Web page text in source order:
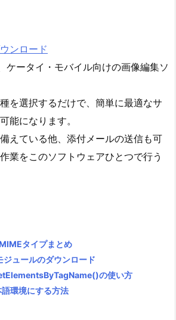
ンロード
ケータイ・モバイル向けの画像編集ソ
を選択するだけで、簡単に最適なサ
能になります。
えている他、添付メールの送信も可
業をこのソフトウェアひとつで行う
タイプまとめ
ジュールのダウンロード
の使い方
環境にする方法